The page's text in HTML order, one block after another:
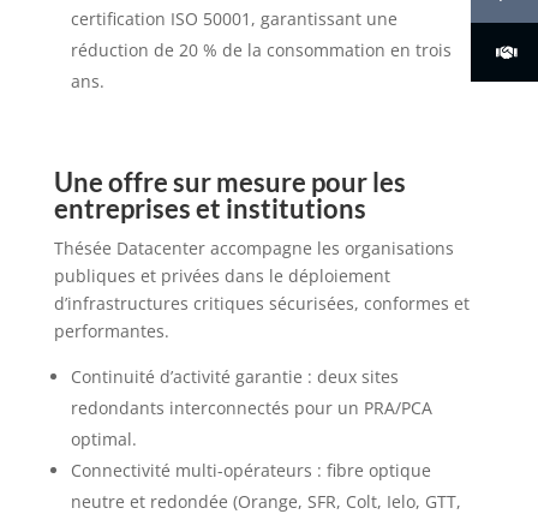
certification ISO 50001, garantissant une
réduction de 20 % de la consommation en trois
ans.
Une offre sur mesure pour les
entreprises et institutions
Thésée Datacenter accompagne les organisations
publiques et privées dans le déploiement
d’infrastructures critiques sécurisées, conformes et
performantes.
Continuité d’activité garantie : deux sites
redondants interconnectés pour un PRA/PCA
optimal.
Connectivité multi-opérateurs : fibre optique
neutre et redondée (Orange, SFR, Colt, Ielo, GTT,